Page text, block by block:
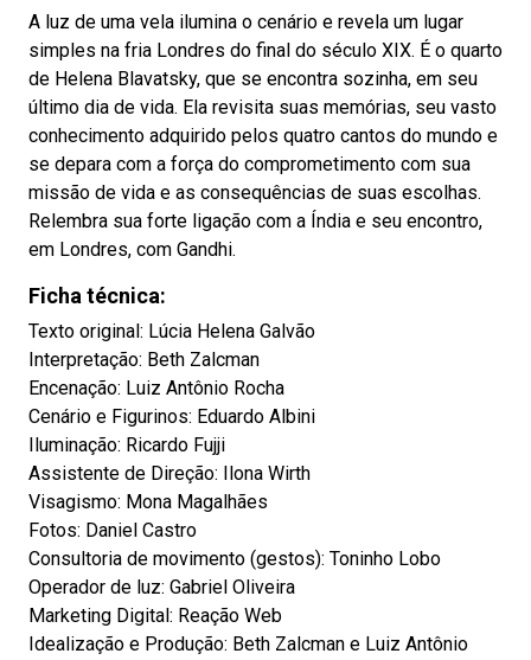
A luz de uma vela ilumina o cenário e revela um lugar
simples na fria Londres do final do século XIX. É o quarto
de Helena Blavatsky, que se encontra sozinha, em seu
último dia de vida. Ela revisita suas memórias, seu vasto
conhecimento adquirido pelos quatro cantos do mundo e
se depara com a força do comprometimento com sua
missão de vida e as consequências de suas escolhas.
Relembra sua forte ligação com a Índia e seu encontro,
em Londres, com Gandhi.
Ficha técnica:
Texto original: Lúcia Helena Galvão
Interpretação: Beth Zalcman
Encenação: Luiz Antônio Rocha
Cenário e Figurinos: Eduardo Albini
Iluminação: Ricardo Fujji
Assistente de Direção: Ilona Wirth
Visagismo: Mona Magalhães
Fotos: Daniel Castro
Consultoria de movimento (gestos): Toninho Lobo
Operador de luz: Gabriel Oliveira
Marketing Digital: Reação Web
Idealização e Produção: Beth Zalcman e Luiz Antônio